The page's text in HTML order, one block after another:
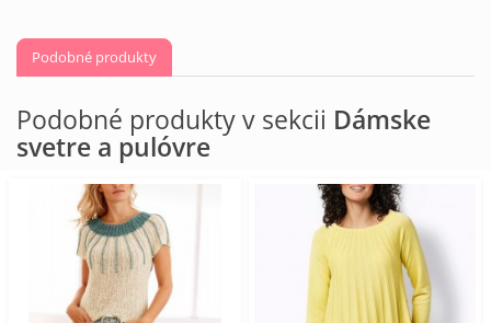
Podobné produkty
Podobné produkty v sekcii Dámske
svetre a pulóvre